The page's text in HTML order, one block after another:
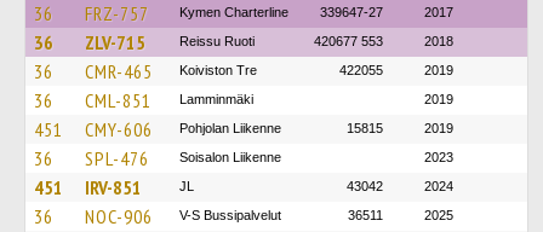
36 FRZ-757 Kymen Charterline 339647-27 2017
36 ZLV-715 Reissu Ruoti 420677 553 2018
36 CMR-465 Koiviston Tre 422055 2019
36 CML-851 Lamminmäki 2019
451 CMY-606 Pohjolan Liikenne 15815 2019
36 SPL-476 Soisalon Liikenne 2023
451 IRV-851 JL 43042 2024
36 NOC-906 V-S Bussipalvelut 36511 2025